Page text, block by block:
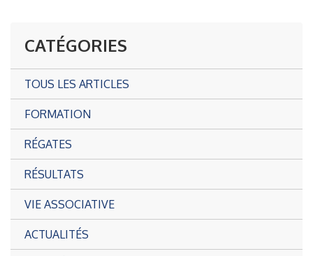
CATÉGORIES
TOUS LES ARTICLES
FORMATION
RÉGATES
RÉSULTATS
VIE ASSOCIATIVE
ACTUALITÉS